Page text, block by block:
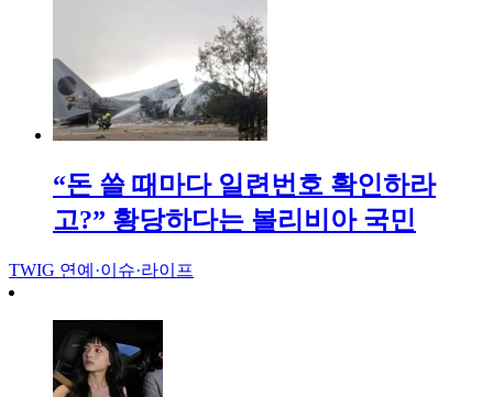
“돈 쓸 때마다 일련번호 확인하라
고?” 황당하다는 볼리비아 국민
TWIG 연예·이슈·라이프